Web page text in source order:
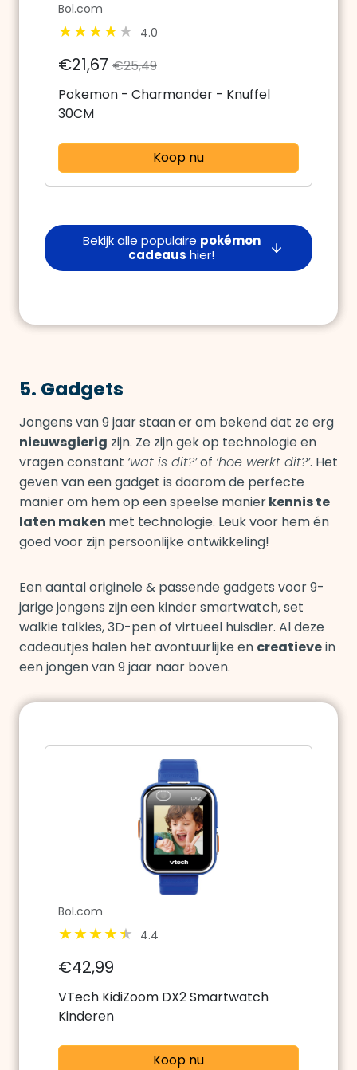
Bol.com
4.0
€21,67 €25,49
Pokemon - Charmander - Knuffel
30CM
Koop nu
Bekijk alle populaire pokémon
cadeaus hier!
5. Gadgets
Jongens van 9 jaar staan er om bekend dat ze erg
nieuwsgierig zijn. Ze zijn gek op technologie en
vragen constant ‘wat is dit?’of ‘hoe werkt dit?’. Het
geven van een gadget is daarom de perfecte
manier om hem op een speelse manierkennis te
laten maken met technologie. Leuk voor hem én
goed voor zijn persoonlijke ontwikkeling!
Een aantal originele & passende gadgets voor 9-
jarige jongens zijn een kinder smartwatch, set
walkie talkies, 3D-pen of virtueel huisdier. Al deze
cadeautjes halen het avontuurlijke en creatievein
een jongen van 9 jaar naar boven.
Bol.com
4.4
€42,99
VTech KidiZoom DX2 Smartwatch
Kinderen
Koop nu